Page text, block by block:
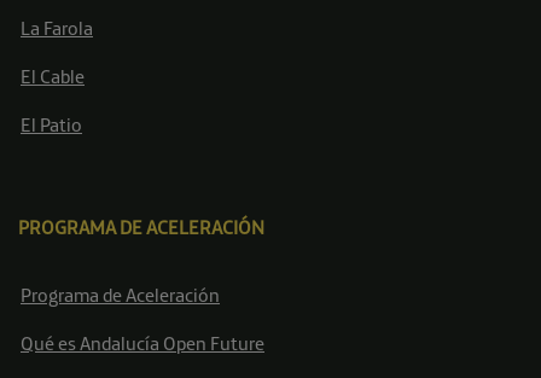
La Farola
El Cable
El Patio
PROGRAMA DE ACELERACIÓN
Programa de Aceleración
Qué es Andalucía Open Future